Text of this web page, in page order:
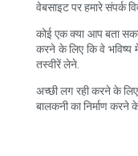
वेबसाइट पर हमारे संपर्क
कोई एक क्या आप बता
करने के लिए कि वे भविष्य
तस्वीरें लेने.
अच्छी लग रही करने के
बालकनी का निर्माण